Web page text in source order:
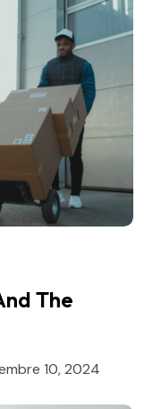
The
10, 2024